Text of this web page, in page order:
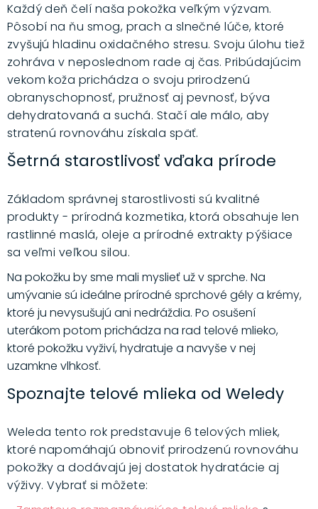
Každý deň čelí naša pokožka veľkým výzvam.
Pôsobí na ňu smog, prach a slnečné lúče, ktoré
zvyšujú hladinu oxidačného stresu. Svoju úlohu tiež
zohráva v neposlednom rade aj čas. Pribúdajúcim
vekom koža prichádza o svoju prirodzenú
obranyschopnosť, pružnosť aj pevnosť, býva
dehydratovaná a suchá. Stačí ale málo, aby
stratenú rovnováhu získala späť.
Šetrná starostlivosť vďaka prírode
Základom správnej starostlivosti sú kvalitné
produkty - prírodná kozmetika, ktorá obsahuje len
rastlinné maslá, oleje a prírodné extrakty pýšiace
sa veľmi veľkou silou.
Na pokožku by sme mali myslieť už v sprche. Na
umývanie sú ideálne prírodné sprchové gély a krémy,
ktoré ju nevysušujú ani nedráždia. Po osušení
uterákom potom prichádza na rad telové mlieko,
ktoré pokožku vyživí, hydratuje a navyše v nej
uzamkne vlhkosť.
Spoznajte telové mlieka od Weledy
Weleda tento rok predstavuje 6 telových mliek,
ktoré napomáhajú obnoviť prirodzenú rovnováhu
pokožky a dodávajú jej dostatok hydratácie aj
výživy. Vybrať si môžete: